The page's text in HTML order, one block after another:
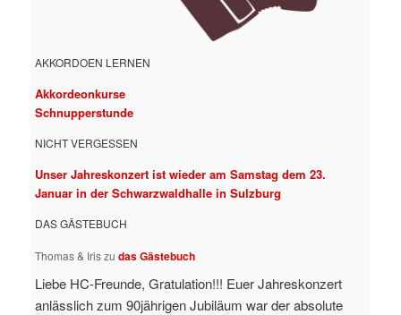
AKKORDOEN LERNEN
Akkordeonkurse
Schnupperstunde
NICHT VERGESSEN
Unser Jahreskonzert ist wieder am Samstag dem 23.
Januar in der Schwarzwaldhalle in Sulzburg
DAS GÄSTEBUCH
Thomas & Iriszu das Gästebuch
Liebe HC-Freunde, Gratulation!!! Euer Jahreskonzert
anlässlich zum 90jährigen Jubiläum war der absolute